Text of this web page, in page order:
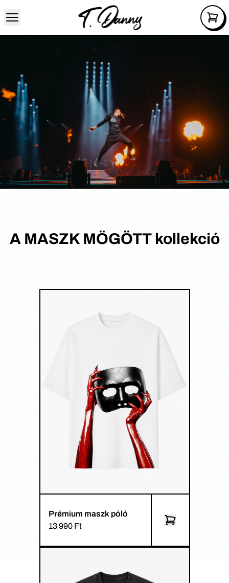
A MASZK MÖGÖTT kollekció
Prémium maszk póló
13 990 Ft